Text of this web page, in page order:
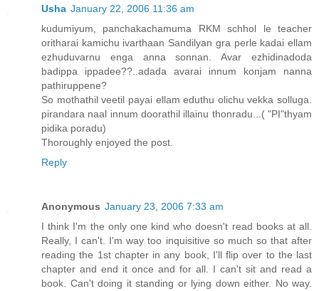
Usha January 22, 2006 11:36 am
kudumiyum, panchakachamuma RKM schhol le teacher
oritharai kamichu ivarthaan Sandilyan gra perle kadai ellam
ezhuduvarnu enga anna sonnan. Avar ezhidinadoda
badippa ippadee??..adada avarai innum konjam nanna
pathiruppene?
So mothathil veetil payai ellam eduthu olichu vekka solluga.
pirandara naal innum doorathil illainu thonradu...( "PI"thyam
pidika poradu)
Thoroughly enjoyed the post.
Reply
Anonymous January 23, 2006 7:33 am
I think I'm the only one kind who doesn't read books at all.
Really, I can't. I'm way too inquisitive so much so that after
reading the 1st chapter in any book, I'll flip over to the last
chapter and end it once and for all. I can't sit and read a
book. Can't doing it standing or lying down either. No way.